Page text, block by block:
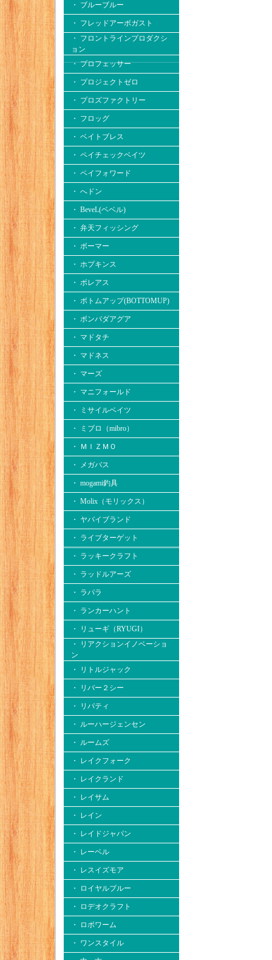
・ ブルーブルー
・ フレッドアーボガスト
・ フロントラインプロダクシ
ョン
・ プロフェッサー
・ プロジェクトゼロ
・ プロズファクトリー
・ フロッグ
・ ベイトブレス
・ ペイチェックベイツ
・ ペイフォワード
・ へドン
・ BeveL(ベベル)
・ 弁天フィッシング
・ ボーマー
・ ホプキンス
・ ボレアス
・ ボトムアップ(BOTTOMUP)
・ ボンバダアグア
・ マドタチ
・ マドネス
・ マーズ
・ マニフォールド
・ ミサイルベイツ
・ ミブロ（mibro）
・ ＭＩＺＭＯ
・ メガバス
・ mogami釣具
・ Molix（モリックス）
・ ヤバイブランド
・ ライブターゲット
・ ラッキークラフト
・ ラッドルアーズ
・ ラパラ
・ ランカーハント
・ リューギ（RYUGI）
・ リアクションイノベーショ
ン
・ リトルジャック
・ リバー２シー
・ リバティ
・ ルーハージェンセン
・ ルームズ
・ レイクフォーク
・ レイクランド
・ レイサム
・ レイン
・ レイドジャパン
・ レーベル
・ レスイズモア
・ ロイヤルブルー
・ ロデオクラフト
・ ロボワーム
・ ワンスタイル